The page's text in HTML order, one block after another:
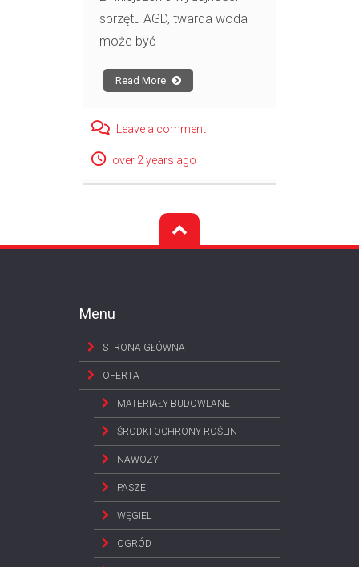
sprzętu AGD, twarda woda
może być
Read More
Leave a comment
over 2 years ago
Menu
STRONA GŁÓWNA
OFERTA
MATERIAŁY BUDOWLANE
ŚRODKI OCHRONY ROŚLIN
NAWOZY
PASZE
WĘGIEL
OGRÓD